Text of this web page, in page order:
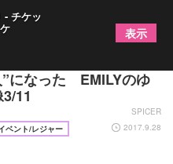
“ハリー・ポッタ
”になった EMILYのゆ
11
SPICER
ベント/レジャー
2017.9.28
- チケッ
表示